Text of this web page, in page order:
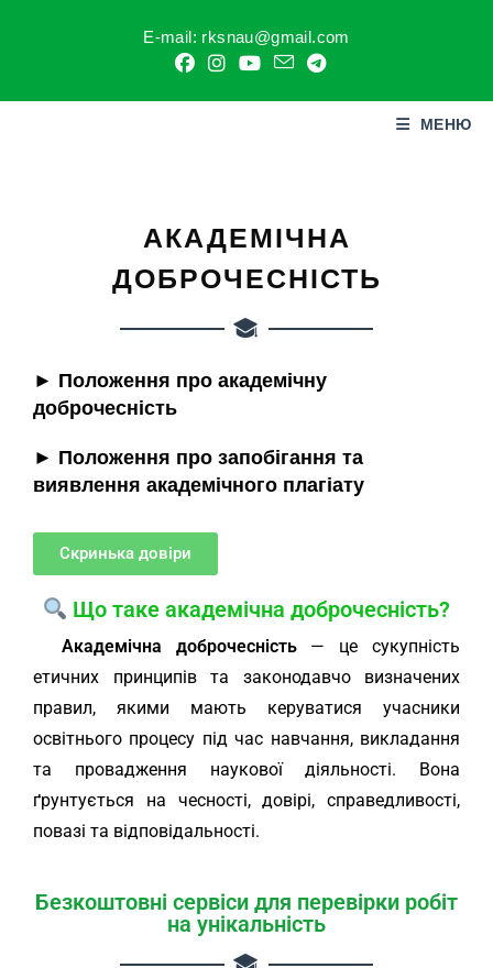
E-mail: rksnau@gmail.com
МЕНЮ
АКАДЕМІЧНА
ДОБРОЧЕСНІСТЬ
► Положення про академічну
доброчесність
► Положення про запобігання та
виявлення академічного плагіату
Скринька довіри
Що таке академічна доброчесність?
Академічна доброчесність— це сукупність
етичних принципів та законодавчо визначених
правил, якими мають керуватися учасники
освітнього процесу під час навчання, викладання
та провадження наукової діяльності. Вона
ґрунтується на чесності, довірі, справедливості,
повазі та відповідальності.
Безкоштовні сервіси для перевірки робіт
на унікальність